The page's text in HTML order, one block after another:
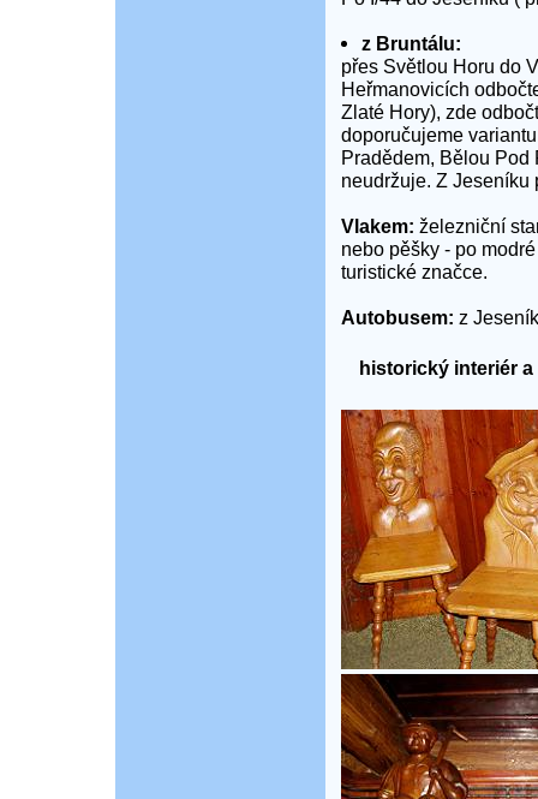
z Bruntálu:
přes Světlou Horu do
Heřmanovicích
Zlaté Hory), zde
doporučujeme
Pradědem, Bělou Pod
neudržuje. Z Jeseníku
Vlakem: železniční
nebo pěšky - po
turistické značce.
Autobusem: z
historický interiér